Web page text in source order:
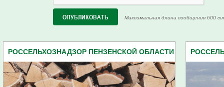
Максимальная длина сообщения 600
РОССЕЛЬХОЗНАДЗОР ПЕНЗЕНСКОЙ ОБЛАСТИ